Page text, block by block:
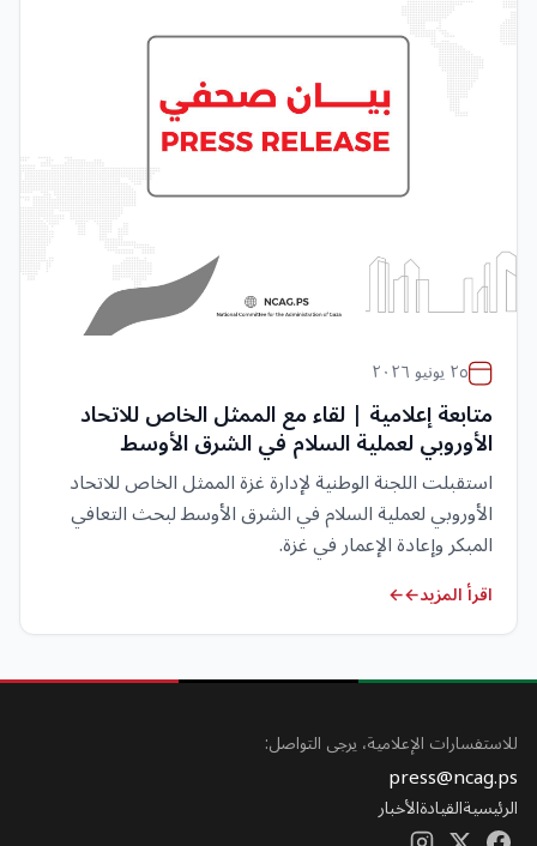
٢٥ يونيو ٢٠٢٦
متابعة إعلامية | لقاء مع الممثل الخاص للاتحاد
الأوروبي لعملية السلام في الشرق الأوسط
استقبلت اللجنة الوطنية لإدارة غزة الممثل الخاص للاتحاد
الأوروبي لعملية السلام في الشرق الأوسط لبحث التعافي
المبكر وإعادة الإعمار في غزة.
اقرأ المزيد
للاستفسارات الإعلامية، يرجى التواصل:
press@ncag.ps
الرئيسيةالقيادةالأخبار